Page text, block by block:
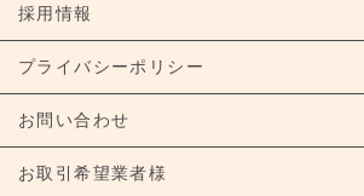
採用情報
プライバシーポリシー
お問い合わせ
お取引希望業者様